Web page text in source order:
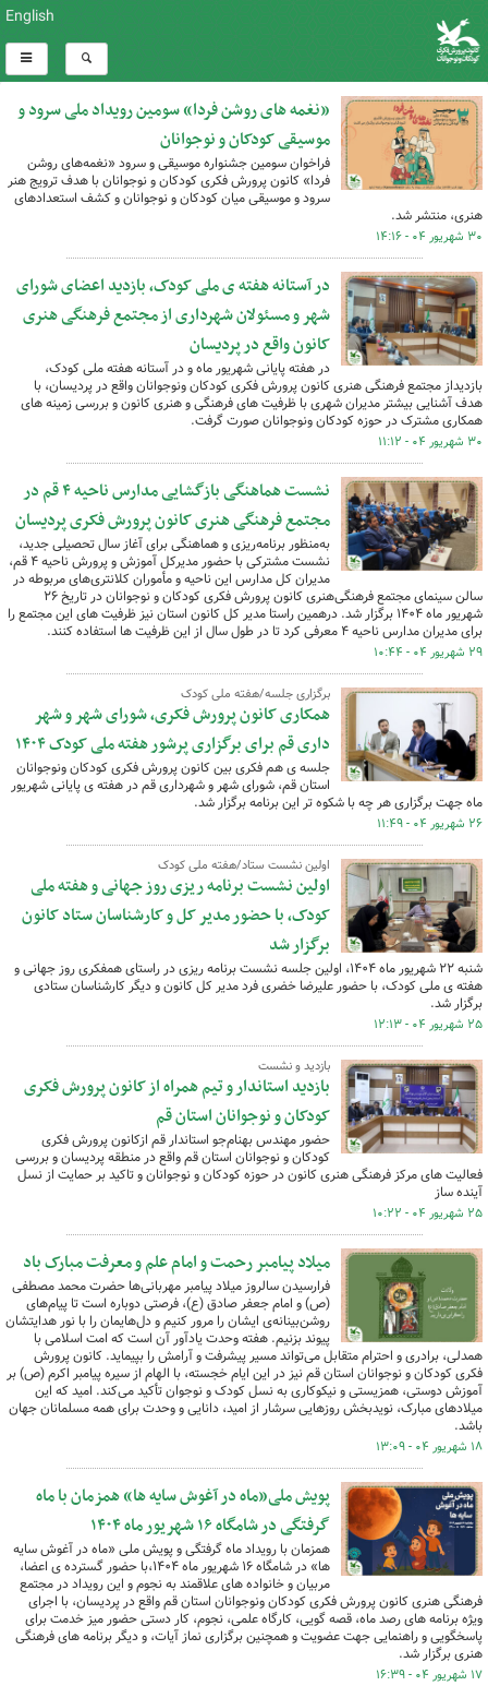
English
«نغمه های روشن فردا» سومین رویداد ملی سرود و
موسیقی کودکان و نوجوانان
فراخوان سومین جشنواره موسیقی و سرود «نغمه‌های روشن
فردا» کانون پرورش فکری کودکان و نوجوانان با هدف ترویج هنر
سرود و موسیقی میان کودکان و نوجوانان و کشف استعدادهای
هنری، منتشر شد.
۳۰ شهریور ۰۴ - ۱۴:۱۶
در آستانه هفته ی ملی کودک، بازدید اعضای شورای
شهر و مسئولان شهرداری از مجتمع فرهنگی هنری
کانون واقع در پردیسان
در هفته پایانی شهریور ماه و در آستانه هفته ملی کودک،
بازدیداز مجتمع فرهنگی هنری کانون پرورش فکری کودکان ونوجوانان واقع در پردیسان، با
هدف آشنایی بیشتر مدیران شهری با ظرفیت های فرهنگی و هنری کانون و بررسی زمینه های
همکاری مشترک در حوزه کودکان ونوجوانان صورت گرفت.
۳۰ شهریور ۰۴ - ۱۱:۱۲
نشست هماهنگی بازگشایی مدارس ناحیه ۴ قم در
مجتمع فرهنگی هنری کانون پرورش فکری پردیسان
به‌منظور برنامه‌ریزی و هماهنگی برای آغاز سال تحصیلی جدید،
نشست مشترکی با حضور مدیرکل آموزش و پرورش ناحیه ۴ قم،
مدیران کل مدارس این ناحیه و مأموران کلانتری‌های مربوطه در
سالن سینمای مجتمع فرهنگی‌هنری کانون پرورش فکری کودکان و نوجوانان در تاریخ ۲۶
شهریور ماه ۱۴۰۴ برگزار شد. درهمین راستا مدیر کل کانون استان نیز ظرفیت های این مجتمع را
برای مدیران مدارس ناحیه ۴ معرفی کرد تا در طول سال از این ظرفیت ها استفاده کنند.
۲۹ شهریور ۰۴ - ۱۰:۴۴
برگزاری جلسه/هفته ملی کودک
همکاری کانون پرورش فکری، شورای شهر و شهر
داری قم برای برگزاری پرشور هفته ملی کودک ۱۴۰۴
جلسه ی هم فکری بین کانون پرورش فکری کودکان ونوجوانان
استان قم، شورای شهر و شهرداری قم در هفته ی پایانی شهریور
ماه جهت برگزاری هر چه با شکوه تر این برنامه برگزار شد.
۲۶ شهریور ۰۴ - ۱۱:۴۹
اولین نشست ستاد/هفته ملی کودک
اولین نشست برنامه ریزی روز جهانی و هفته ملی
کودک، با حضور مدیر کل و کارشناسان ستاد کانون
برگزار شد
شنبه ۲۲ شهریور ماه ۱۴۰۴، اولین جلسه نشست برنامه ریزی در راستای همفکری روز جهانی و
هفته ی ملی کودک، با حضور علیرضا خضری فرد مدیر کل کانون و دیگر کارشناسان ستادی
برگزار شد.
۲۵ شهریور ۰۴ - ۱۲:۱۳
بازدید و نشست
بازدید استاندار و تیم همراه از کانون پرورش فکری
کودکان و نوجوانان استان قم
حضور مهندس بهنام‌جو استاندار قم ازکانون پرورش فکری
کودکان و نوجوانان استان قم واقع در منطقه پردیسان و بررسی
فعالیت های مرکز فرهنگی هنری کانون در حوزه کودکان و نوجوانان و تاکید بر حمایت از نسل
آینده ساز
۲۵ شهریور ۰۴ - ۱۰:۲۲
میلاد پیامبر رحمت و امام علم و معرفت مبارک باد
فرارسیدن سالروز میلاد پیامبر مهربانی‌ها حضرت محمد مصطفی
(ص) و امام جعفر صادق (ع)، فرصتی دوباره است تا پیام‌های
روشن‌بینانه‌ی ایشان را مرور کنیم و دل‌هایمان را با نور هدایتشان
پیوند بزنیم. هفته وحدت یادآور آن است که امت اسلامی با
همدلی، برادری و احترام متقابل می‌تواند مسیر پیشرفت و آرامش را بپیماید. کانون پرورش
فکری کودکان و نوجوانان استان قم نیز در این ایام خجسته، با الهام از سیره پیامبر اکرم (ص) بر
آموزش دوستی، همزیستی و نیکوکاری به نسل کودک و نوجوان تأکید می‌کند. امید که این
میلادهای مبارک، نویدبخش روزهایی سرشار از امید، دانایی و وحدت برای همه مسلمانان جهان
باشد.
۱۸ شهریور ۰۴ - ۱۳:۰۹
پویش ملی«ماه در آغوش سایه ها» همزمان با ماه
گرفتگی در شامگاه ۱۶ شهریور ماه ۱۴۰۴
همزمان با رویداد ماه گرفتگی و پویش ملی «ماه در آغوش سایه
ها» در شامگاه ۱۶ شهریور ماه ۱۴۰۴،با حضور گسترده ی اعضا،
مربیان و خانواده های علاقمند به نجوم و این رویداد در مجتمع
فرهنگی هنری کانون پرورش فکری کودکان ونوجوانان استان قم واقع در پردیسان، با اجرای
ویژه برنامه های رصد ماه، قصه گویی، کارگاه علمی، نجوم، کار دستی حضور میز خدمت برای
پاسخگویی و راهنمایی جهت عضویت و همچنین برگزاری نماز آیات، و دیگر برنامه های فرهنگی
هنری برگزار شد.
۱۷ شهریور ۰۴ - ۱۶:۳۹